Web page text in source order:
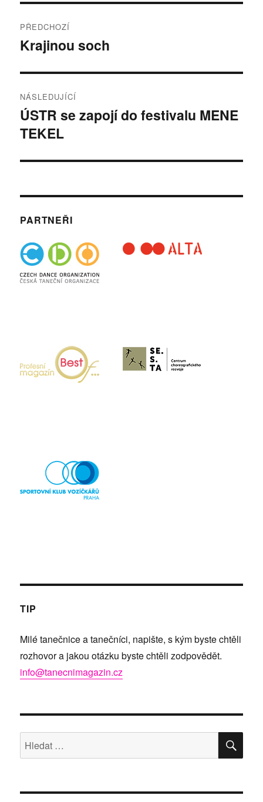
pro
PŘEDCHOZÍ
Předchozí
Krajinou soch
NÁSLEDUJÍCÍ
Následující
příspěvek:
ÚSTR se zapojí do festivalu MENE
TEKEL
PARTNEŘI
TIP
Milé tanečnice a tanečníci, napište, s kým byste chtěli
rozhovor a jakou otázku byste chtěli zodpovědět.
info@tanecnimagazin.cz
Hledat: